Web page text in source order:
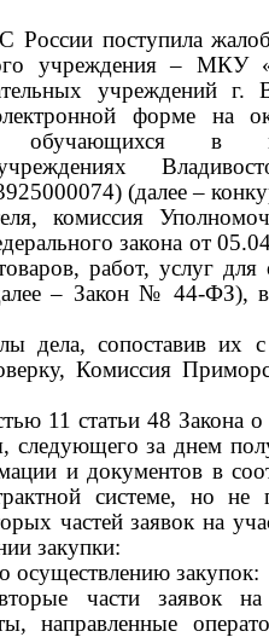
поступила
учреждения– МКУ
учреждений г.
форме на
обучающихся в
74) (далее –
комиссия
закона от
работ, услуг для
– Закон № 44-ФЗ),
дела, сопоставив их
Комиссия
11 статьи 48 Закона
следующего за днем
и документов в
системе, но не
частей заявок на
закупки:
осуществлению закупок:
части заявок
направленные